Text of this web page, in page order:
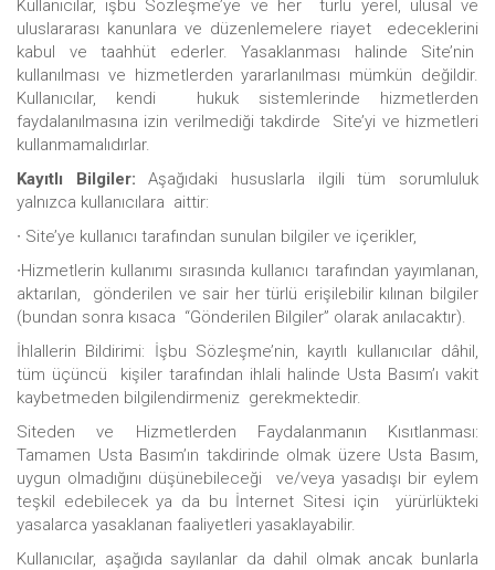
Kullanıcılar, işbu Sözleşme’ye ve her türlü yerel, ulusal ve
uluslararası kanunlara ve düzenlemelere riayet edeceklerini
kabul ve taahhüt ederler. Yasaklanması halinde Site’nin
kullanılması ve hizmetlerden yararlanılması mümkün değildir.
Kullanıcılar, kendi hukuk sistemlerinde hizmetlerden
faydalanılmasına izin verilmediği takdirde Site’yi ve hizmetleri
kullanmamalıdırlar.
Kayıtlı Bilgiler: Aşağıdaki hususlarla ilgili tüm sorumluluk
yalnızca kullanıcılara aittir:
∙ Site’ye kullanıcı tarafından sunulan bilgiler ve içerikler,
∙Hizmetlerin kullanımı sırasında kullanıcı tarafından yayımlanan,
aktarılan, gönderilen ve sair her türlü erişilebilir kılınan bilgiler
(bundan sonra kısaca “Gönderilen Bilgiler” olarak anılacaktır).
İhlallerin Bildirimi: İşbu Sözleşme’nin, kayıtlı kullanıcılar dâhil,
tüm üçüncü kişiler tarafından ihlali halinde Usta Basım’ı vakit
kaybetmeden bilgilendirmeniz gerekmektedir.
Siteden ve Hizmetlerden Faydalanmanın Kısıtlanması:
Tamamen Usta Basım’ın takdirinde olmak üzere Usta Basım,
uygun olmadığını düşünebileceği ve/veya yasadışı bir eylem
teşkil edebilecek ya da bu İnternet Sitesi için yürürlükteki
yasalarca yasaklanan faaliyetleri yasaklayabilir.
Kullanıcılar, aşağıda sayılanlar da dahil olmak ancak bunlarla